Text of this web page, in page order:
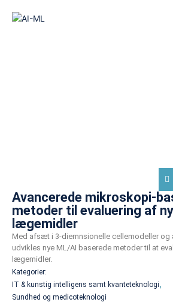
Avancerede mikroskopi-
metoder til evaluering af
lægemidler
Med afsæt i 3-diemnsionelle cellemodeller og
udvikles nye ML/AI baserede metoder til at
lægemidler.
Kategorier:
IT & kunstig intelligens samt kvanteteknologi,
Sundhed og medicoteknologi